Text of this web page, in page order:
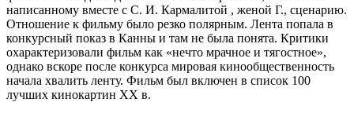
написанному вместе с С. И. Кармалитой , женой Г., сценарию.
Отношение к фильму было резко полярным. Лента попала в
конкурсный показ в Канны и там не была понята. Критики
охарактеризовали фильм как «нечто мрачное и тягостное»,
однако вскоре после конкурса мировая кинообщественность
начала хвалить ленту. Фильм был включен в список 100
лучших кинокартин XX в.